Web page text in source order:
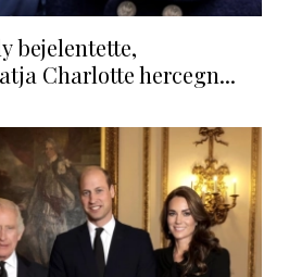
bejelentette,
Charlotte hercegn...